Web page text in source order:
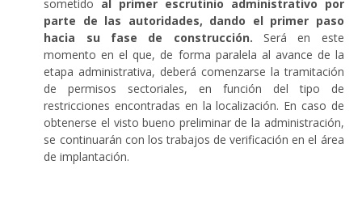
sometido al primer escrutinio administrativo por
parte de las autoridades, dando el primer paso
hacia su fase de construcción. Será en este
momento en el que, de forma paralela al avance de la
etapa administrativa, deberá comenzarse la tramitación
de permisos sectoriales, en función del tipo de
restricciones encontradas en la localización. En caso de
obtenerse el visto bueno preliminar de la administración,
se continuarán con los trabajos de verificación en el área
de implantación.